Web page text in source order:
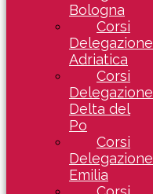
Bologna
Corsi
Delegazione
Adriatica
Corsi
Delegazione
Delta del
Po
Corsi
Delegazione
Emilia